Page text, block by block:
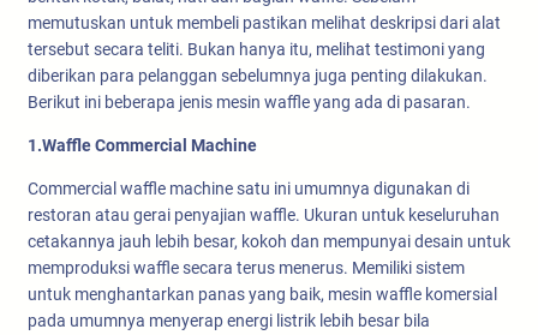
memutuskan untuk membeli pastikan melihat deskripsi dari alat
tersebut secara teliti. Bukan hanya itu, melihat testimoni yang
diberikan para pelanggan sebelumnya juga penting dilakukan.
Berikut ini beberapa jenis mesin waffle yang ada di pasaran.
1.Waffle Commercial Machine
Commercial waffle machine satu ini umumnya digunakan di
restoran atau gerai penyajian waffle. Ukuran untuk keseluruhan
cetakannya jauh lebih besar, kokoh dan mempunyai desain untuk
memproduksi waffle secara terus menerus. Memiliki sistem
untuk menghantarkan panas yang baik, mesin waffle komersial
pada umumnya menyerap energi listrik lebih besar bila